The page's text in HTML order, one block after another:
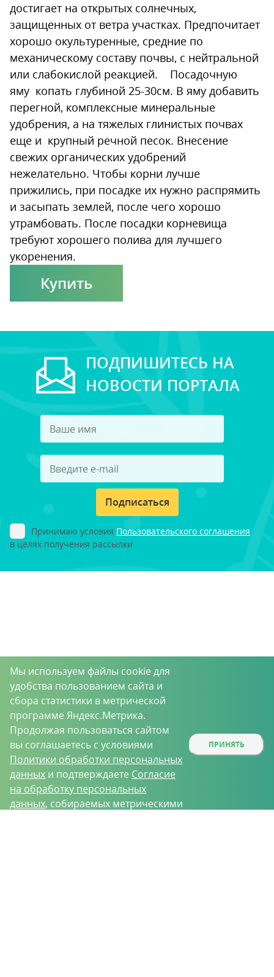
достигает на открытых солнечных,
защищенных от ветра участках. Предпочитает
хорошо окультуренные, средние по
механическому составу почвы, с нейтральной
или слабокислой реакцией. Посадочную
яму копать глубиной 25-30см. В яму добавить
перегной, комплексные минеральные
удобрения, а на тяжелых глинистых почвах
еще и крупный речной песок. Внесение
свежих органических удобрений
нежелательно. Чтобы корни лучше
прижились, при посадке их нужно распрямить
и засыпать землей, после чего хорошо
утрамбовать. После посадки корневища
требуют хорошего полива для лучшего
укоренения.
Купить
ПОДПИШИТЕСЬ НА
НОВОСТИ ПОРТАЛА
Подписаться
Принимаю условия Пользовательского соглашения
в целях получения рассылки
Мы используем файлы cookie для
удобства пользованием сайта и
сбора статистики в метрической
программе Яндекс.Метрика.
Продолжая пользоваться сайтом
вы соглашаетесь с условиями
Политики обработки персональных
данных и подтверждаете Согласие
на обработку персональных
данных, собираемых метрическими
ПРИНЯТЬ